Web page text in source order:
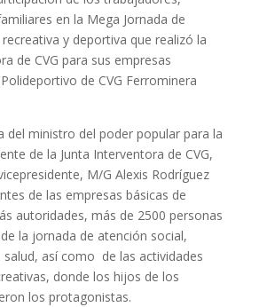
en la Mega Jornada de
y deportiva que realizó la
de CVG para sus empresas
de CVG Ferrominera
del ministro del poder popular para la
de la Junta Interventora de CVG,
M/G Alexis Rodríguez
de las empresas básicas de
autoridades, más de 2500 personas
la jornada de atención social,
salud, así como de las actividades
donde los hijos de los
los protagonistas.